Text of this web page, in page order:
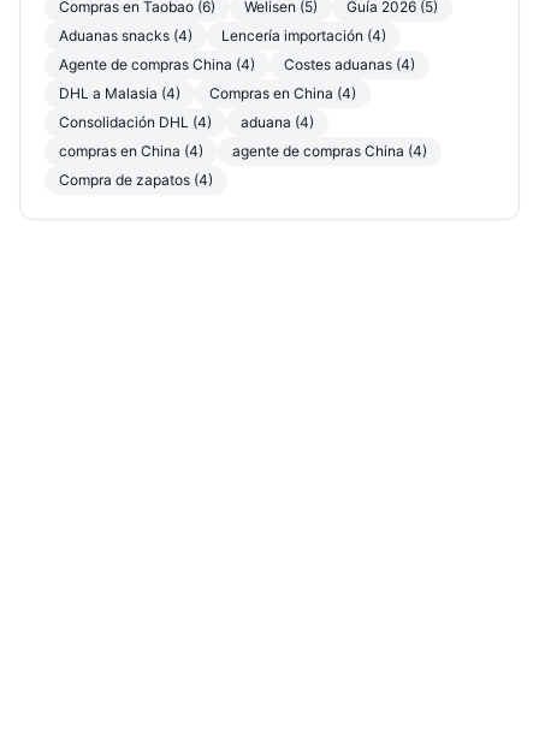
Compras en Taobao (6)
Welisen (5)
Guía 2026 (5)
Aduanas snacks (4)
Lencería importación (4)
Agente de compras China (4)
Costes aduanas (4)
DHL a Malasia (4)
Compras en China (4)
Consolidación DHL (4)
aduana (4)
compras en China (4)
agente de compras China (4)
Compra de zapatos (4)